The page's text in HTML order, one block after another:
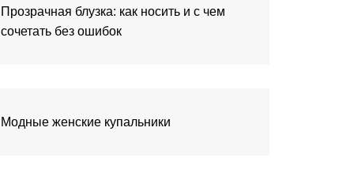
Прозрачная блузка: как носить и с чем
сочетать без ошибок
Модные женские купальники